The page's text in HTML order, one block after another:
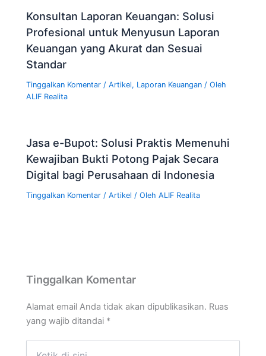
Konsultan Laporan Keuangan: Solusi
Profesional untuk Menyusun Laporan
Keuangan yang Akurat dan Sesuai
Standar
Tinggalkan Komentar /Artikel, Laporan Keuangan / Oleh
ALIF Realita
Jasa e-Bupot: Solusi Praktis Memenuhi
Kewajiban Bukti Potong Pajak Secara
Digital bagi Perusahaan di Indonesia
Tinggalkan Komentar /Artikel / OlehALIF Realita
Tinggalkan Komentar
Alamat email Anda tidak akan dipublikasikan. Ruas
yang wajib ditandai *